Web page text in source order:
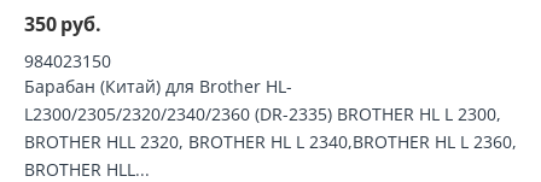
350руб.
984023150
Барабан (Китай) для Brother HL-
L2300/2305/2320/2340/2360 (DR-2335) BROTHER HL L 2300,
BROTHER HLL 2320, BROTHER HL L 2340,BROTHER HL L 2360,
BROTHER HLL...